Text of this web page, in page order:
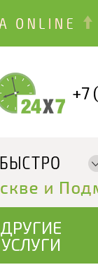
+7
ДРУГИЕ
УСЛУГИ